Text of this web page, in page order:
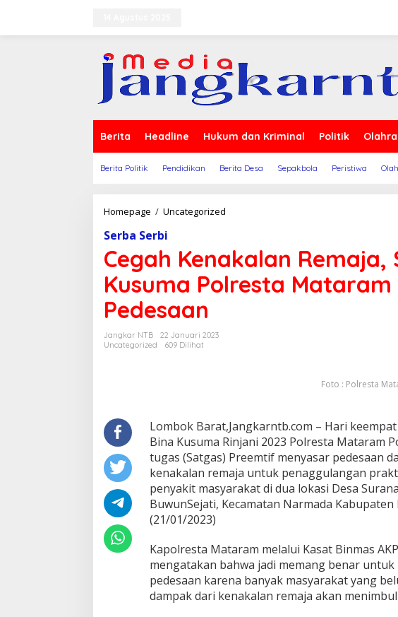
Berita Headline Hukum dan Kriminal Politik
Berita Politik Pendidikan Berita Desa Sepakbola Peristiwa
Homepage / Uncategorized
Satgas
Ops
Bina
Kusuma
Serba Serbi
Cegah Kenakalan Remaja,
Kusuma Polresta
Pedesaan
Jangkar NTB
22 Januari 2023
Uncategorized
609 Dilihat
Foto : Polresta
Lombok Barat,Jangkarntb.com – Hari
Bina Kusuma Rinjani 2023 Polresta Mataram
tugas (Satgas) Preemtif menyasar pedesaan
kenakalan remaja untuk penaggulangan
penyakit masyarakat di dua lokasi Desa
BuwunSejati, Kecamatan Narmada
(21/01/2023)
Kapolresta Mataram melalui Kasat Binmas
mengatakan bahwa jadi memang benar
pedesaan karena banyak masyarakat yang
dampak dari kenakalan remaja akan